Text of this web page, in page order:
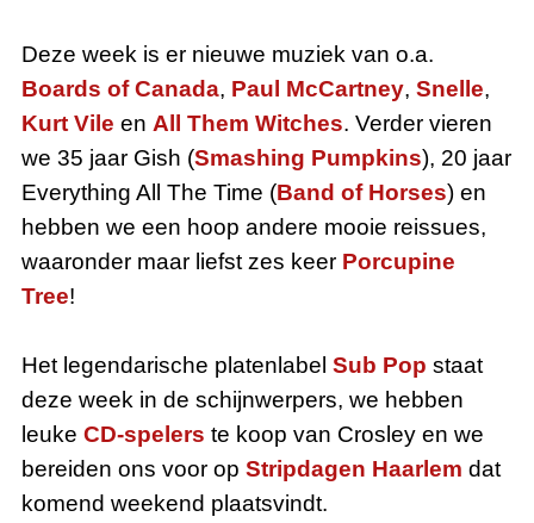
Deze week is er nieuwe muziek van o.a.
Boards of Canada, Paul McCartney, Snelle,
Kurt Vile en All Them Witches. Verder vieren
we 35 jaar Gish (Smashing Pumpkins), 20 jaar
Everything All The Time (Band of Horses) en
hebben we een hoop andere mooie reissues,
waaronder maar liefst zes keer Porcupine
Tree!
Het legendarische platenlabel Sub Pop staat
deze week in de schijnwerpers, we hebben
leuke CD-spelers te koop van Crosley en we
bereiden ons voor op Stripdagen Haarlem dat
komend weekend plaatsvindt.